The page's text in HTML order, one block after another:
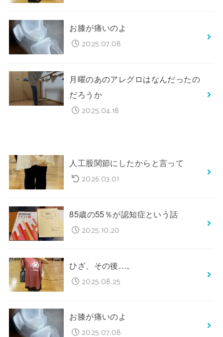
お膝が痛いのよ
2025.07.08
月曜のあのアレグロはなんだったの
だろうか
2025.04.18
人工股関節にしたからと言って
2026.03.01
85歳の55％が認知症という話
2025.10.20
ひざ、その後…。
2025.08.25
お膝が痛いのよ
2025.07.08